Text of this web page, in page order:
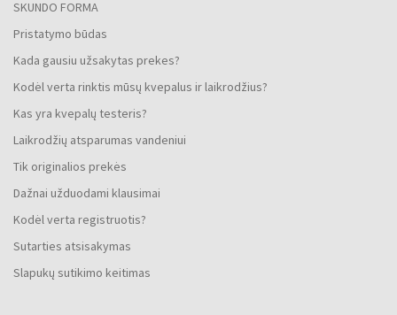
SKUNDO FORMA
Pristatymo būdas
Kada gausiu užsakytas prekes?
Kodėl verta rinktis mūsų kvepalus ir laikrodžius?
Kas yra kvepalų testeris?
Laikrodžių atsparumas vandeniui
Tik originalios prekės
Dažnai užduodami klausimai
Kodėl verta registruotis?
Sutarties atsisakymas
Slapukų sutikimo keitimas